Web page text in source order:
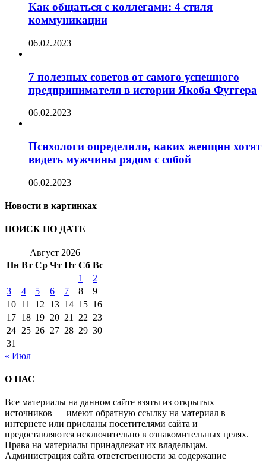
Как общаться с коллегами: 4 стиля
коммуникации
06.02.2023
7 полезных советов от самого успешного
предпринимателя в истории Якоба Фуггера
06.02.2023
Психологи определили, каких женщин хотят
видеть мужчины рядом с собой
06.02.2023
Новости в картинках
ПОИСК ПО ДАТЕ
Август 2026
Пн Вт Ср Чт Пт Сб Вс
1
2
3
4 5 6 7 8
9
10 11 12 13 14 15 16
17 18 19 20 21 22 23
24 25 26 27 28 29 30
31
« Июл
О НАС
Все материалы на данном сайте взяты из открытых
источников — имеют обратную ссылку на материал в
интернете или присланы посетителями сайта и
предоставляются исключительно в ознакомительных целях.
Права на материалы принадлежат их владельцам.
Администрация сайта ответственности за содержание